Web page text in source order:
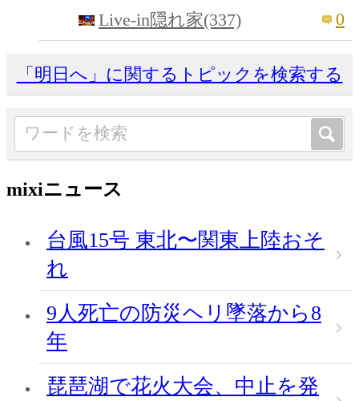
Live-in隠れ家(337) 0
「明日へ」に関するトピックを検索する
mixiニュース
台風15号 東北〜関東上陸おそ
れ
9人死亡の防災ヘリ墜落から8
年
琵琶湖で花火大会、中止を発